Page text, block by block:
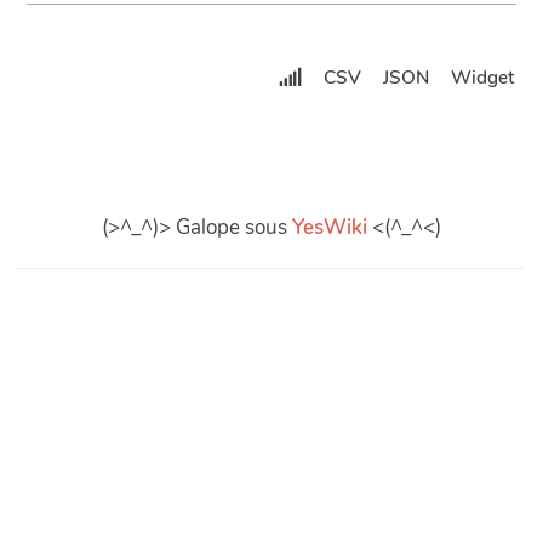
CSV JSON Widget
(>^_^)> Galope sousYesWiki <(^_^<)